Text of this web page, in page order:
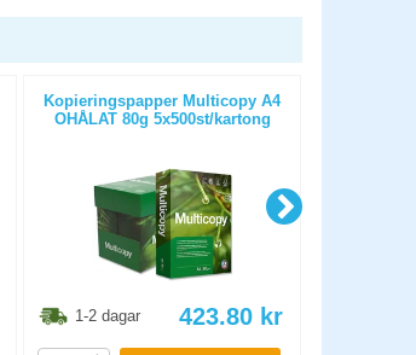
Kopieringspapper Multicopy A4
OHÅLAT 80g 5x500st/kartong
1-2 dagar 423.80 kr